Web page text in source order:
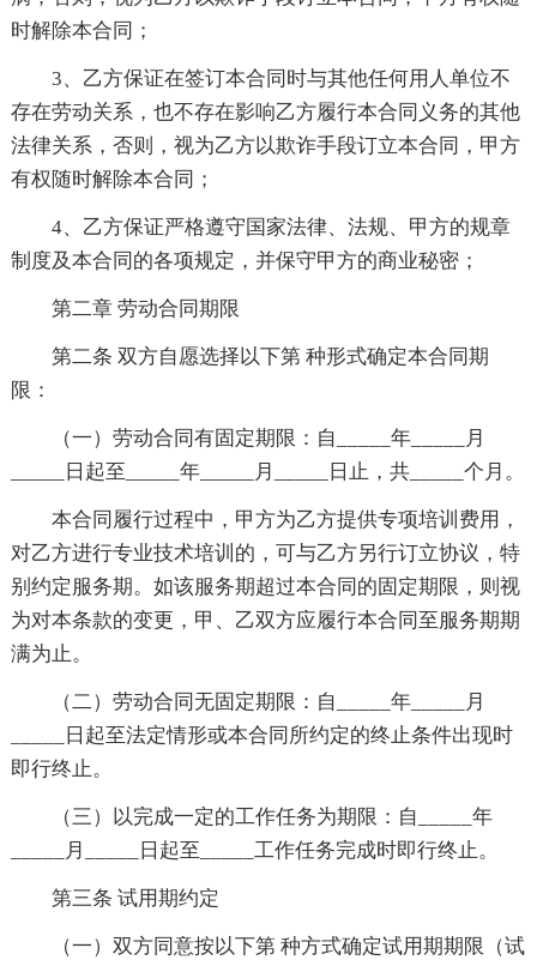
时解除本合同；
3、乙方保证在签订本合同时与其他任何用人单位不
存在劳动关系，也不存在影响乙方履行本合同义务的其他
法律关系，否则，视为乙方以欺诈手段订立本合同，甲方
有权随时解除本合同；
4、乙方保证严格遵守国家法律、法规、甲方的规章
制度及本合同的各项规定，并保守甲方的商业秘密；
第二章 劳动合同期限
第二条 双方自愿选择以下第 种形式确定本合同期
限：
（一）劳动合同有固定期限：自_____年_____月
_____日起至_____年_____月_____日止，共_____个月。
本合同履行过程中，甲方为乙方提供专项培训费用，
对乙方进行专业技术培训的，可与乙方另行订立协议，特
别约定服务期。如该服务期超过本合同的固定期限，则视
为对本条款的变更，甲、乙双方应履行本合同至服务期期
满为止。
（二）劳动合同无固定期限：自_____年_____月
_____日起至法定情形或本合同所约定的终止条件出现时
即行终止。
（三）以完成一定的工作任务为期限：自_____年
_____月_____日起至_____工作任务完成时即行终止。
第三条 试用期约定
（一）双方同意按以下第 种方式确定试用期期限（试